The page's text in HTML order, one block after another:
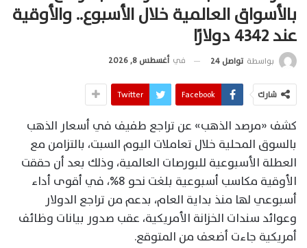
بالأسواق العالمية خلال الأسبوع.. والأوقية
عند 4342 دولارًا
بواسطة تواصل 24 في أغسطس 8, 2026
شارك Facebook
Twitter
كشف «مرصد الذهب» عن تراجع طفيف في أسعار الذهب
بالسوق المحلية خلال تعاملات اليوم السبت، بالتزامن مع
العطلة الأسبوعية للبورصات العالمية، وذلك بعد أن حققت
الأوقية مكاسب أسبوعية بلغت نحو 8%، في أقوى أداء
أسبوعي لها منذ بداية العام، بدعم من تراجع الدولار
وعوائد سندات الخزانة الأمريكية، عقب صدور بيانات وظائف
أمريكية جاءت أضعف من المتوقع.